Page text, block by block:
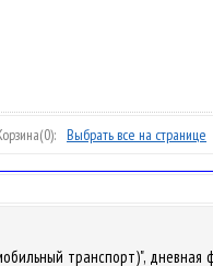
(0): Выбрать все на странице
транспорт)", дневная